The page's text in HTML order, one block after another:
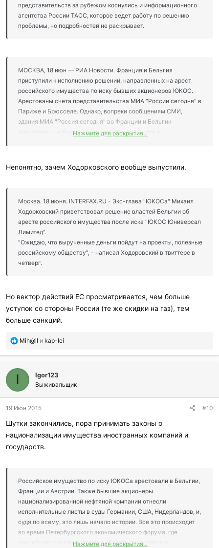
представительств за рубежом коснулись и информационного
агентства России ТАСС, которое ведет работу по решению
проблемы, но подробностей не раскрывает.
МОСКВА, 18 июн — РИА Новости. Франция и Бельгия
приступили к исполнению решений, направленных на арест
российского имущества по иску бывших акционеров ЮКОС.
Арестованы счета представительства МИА "России сегодня" в
Париже и Брюсселе. Однако, вопреки сообщениям СМИ,
здания МИА "Россия сегодня" во Франции и Бельгии
арестованы не были — этих зданий у агентства в
не перекрывал.
Нажмите для раскрытия...
Непонятно, зачем Ходорковского вообще выпустили.
Москва. 18 июня. INTERFAX.RU - Экс-глава "ЮКОСа" Михаил
Ходорковский приветствовал решение властей Бельгии об
аресте российского имущества после иска "ЮКОС Юниверсал
Лимитед".
"Ожидаю, что вырученные деньги пойдут на проекты, полезные
российскому обществу", - написал Ходоровский в твиттере в
четверг.
Но вектор действий ЕС просматривается, чем больше
уступок со стороны России (те же скидки на газ), тем
больше санкций.
П
б
о
а
и
л
и
Mih@il и kap-lei
I Igor123
Выживальщик
19 Июн 2015 #10
Шутки закончились, пора принимать законы о
национализации имущества иностранных компаний и
государств.
Российское имущество по иску ЮКОСа арестовали в Бельгии,
Франции и Австрии. Также бывшие акционеры
национализированной нефтяной компании отнесли
исполнительные листы в суды Германии, США, Нидерландов, и,
судя по всему, это лишь начало истории. Все это происходит
во время Петербургского экономического форума, где
российские власти пытаются убедить инвесторов в
Нажмите для раскрытия...